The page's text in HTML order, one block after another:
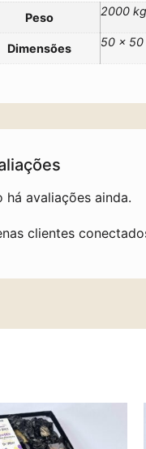
Peso 2000 kg
Dimensões 50 ×
há avaliações ainda.
clientes